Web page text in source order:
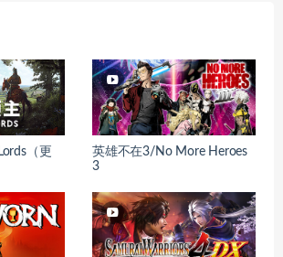
（更
英雄不在3/No More Heroes
3